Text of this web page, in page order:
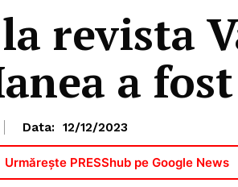
revista
a
Data: 12/12/2023
Urmărește PRESShub pe Google News